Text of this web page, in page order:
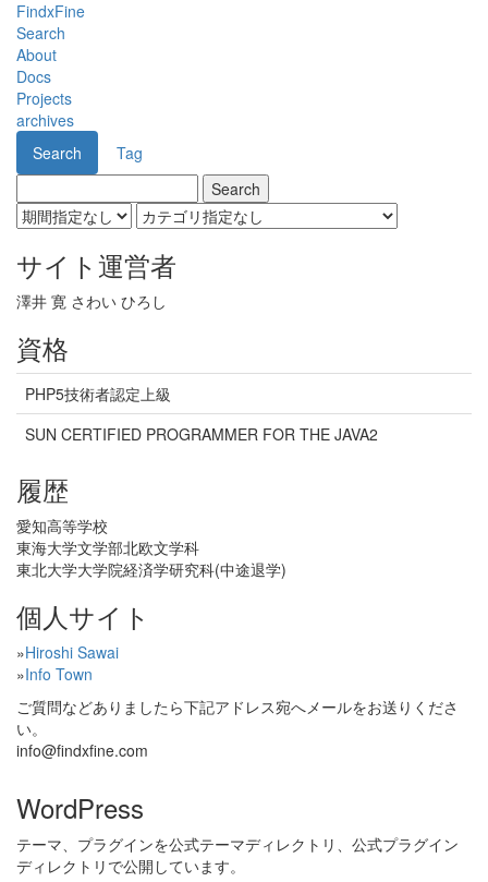
FindxFine
Search
About
Docs
Projects
archives
Search
Tag
サイト運営者
澤井 寛 さわい ひろし
資格
PHP5技術者認定上級
SUN CERTIFIED PROGRAMMER FOR THE JAVA2
履歴
愛知高等学校
東海大学文学部北欧文学科
東北大学大学院経済学研究科(中途退学)
個人サイト
»Hiroshi Sawai
»Info Town
ご質問などありましたら下記アドレス宛へメールをお送りくださ
い。
info@findxfine.com
WordPress
テーマ、プラグインを公式テーマディレクトリ、公式プラグイン
ディレクトリで公開しています。